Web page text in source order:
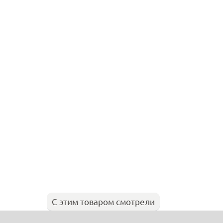
С этим товаром смотрели